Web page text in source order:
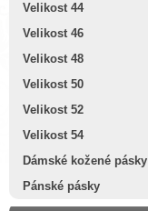
Velikost 44
Velikost 46
Velikost 48
Velikost 50
Velikost 52
Velikost 54
Dámské kožené pásky
Pánské pásky